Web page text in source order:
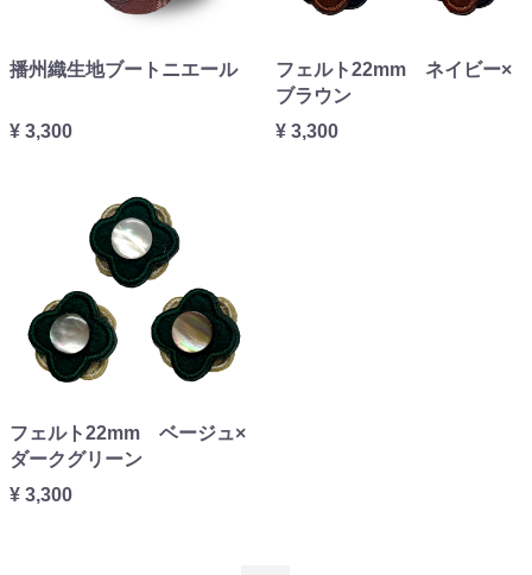
播州織生地ブートニエール
¥ 3,300
フェルト22mm ネイビー×
ブラウン
¥ 3,300
フェルト22mm ベージュ×
ダークグリーン
¥ 3,300